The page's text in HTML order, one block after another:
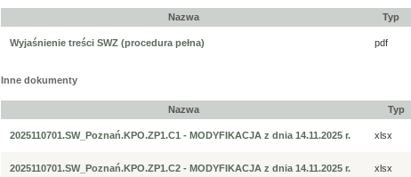
Nazwa Typ
Wyjaśnienie treści SWZ (procedura pełna) pdf
Inne dokumenty
Nazwa Typ
2025110701.SW_Poznań.KPO.ZP1.C1 - MODYFIKACJA z dnia 14.11.2025 r. xlsx
2025110701.SW_Poznań.KPO.ZP1.C2 - MODYFIKACJA z dnia 14.11.2025 r. xlsx